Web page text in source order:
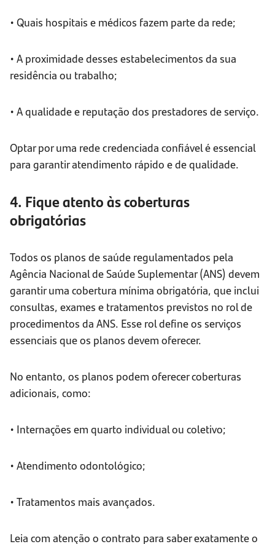
• Quais hospitais e médicos fazem parte da rede;
• A proximidade desses estabelecimentos da sua
residência ou trabalho;
• A qualidade e reputação dos prestadores de serviço.
Optar por uma rede credenciada confiável é essencial
para garantir atendimento rápido e de qualidade.
4. Fique atento às coberturas
obrigatórias
Todos os planos de saúde regulamentados pela
Agência Nacional de Saúde Suplementar (ANS) devem
garantir uma cobertura mínima obrigatória, que inclui
consultas, exames e tratamentos previstos no rol de
procedimentos da ANS. Esse rol define os serviços
essenciais que os planos devem oferecer.
No entanto, os planos podem oferecer coberturas
adicionais, como:
• Internações em quarto individual ou coletivo;
• Atendimento odontológico;
• Tratamentos mais avançados.
Leia com atenção o contrato para saber exatamente o